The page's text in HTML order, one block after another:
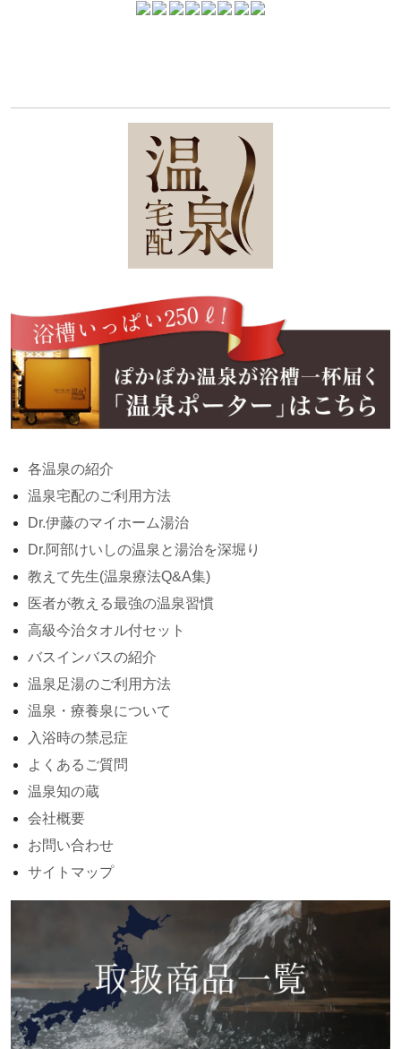
各温泉の紹介
温泉宅配のご利用方法
Dr.伊藤のマイホーム湯治
Dr.阿部けいしの温泉と湯治を深堀り
教えて先生(温泉療法Q&A集)
医者が教える最強の温泉習慣
高級今治タオル付セット
バスインバスの紹介
温泉足湯のご利用方法
温泉・療養泉について
入浴時の禁忌症
よくあるご質問
温泉知の蔵
会社概要
お問い合わせ
サイトマップ